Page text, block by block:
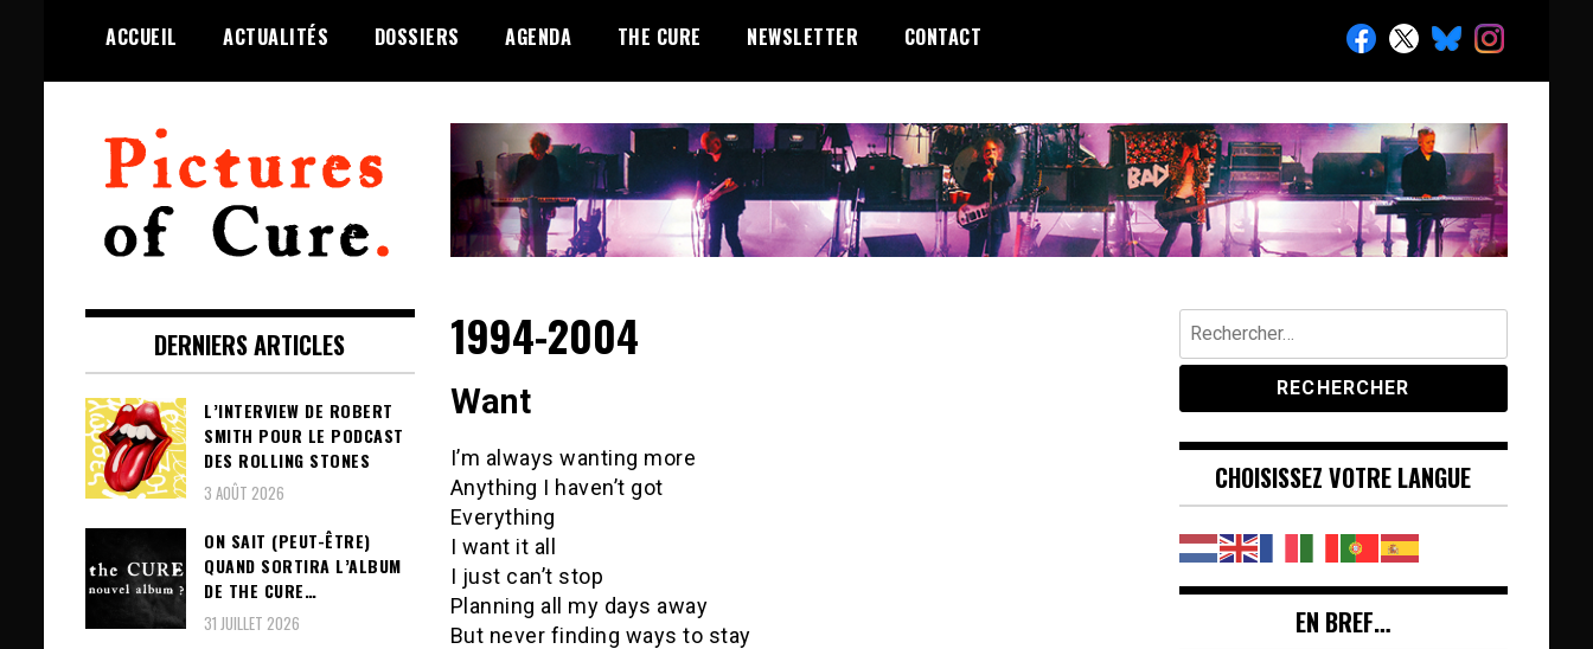
ACCUEIL ACTUALITÉS DOSSIERS AGENDA THE CURE NEWSLETTER CONTACT
Pictures of Cure
2001
1994-2004
Want
I’m always wanting more
Anything I haven’t got
Everything
I want it all
I just can’t stop
Planning all my days away
But never finding ways to stay
DERNIERS ARTICLES
L’INTERVIEW DE ROBERT
SMITH POUR LE PODCAST
DES ROLLING STONES
3 AOÛT 2026
ON SAIT (PEUT-ÊTRE)
QUAND SORTIRA L’ALBUM
DE THE CURE…
31 JUILLET 2026
Rechercher :
CHOISISSEZ VOTRE LANGUE
EN BREF…